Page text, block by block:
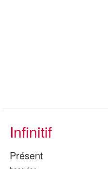
Infinitif
Présent